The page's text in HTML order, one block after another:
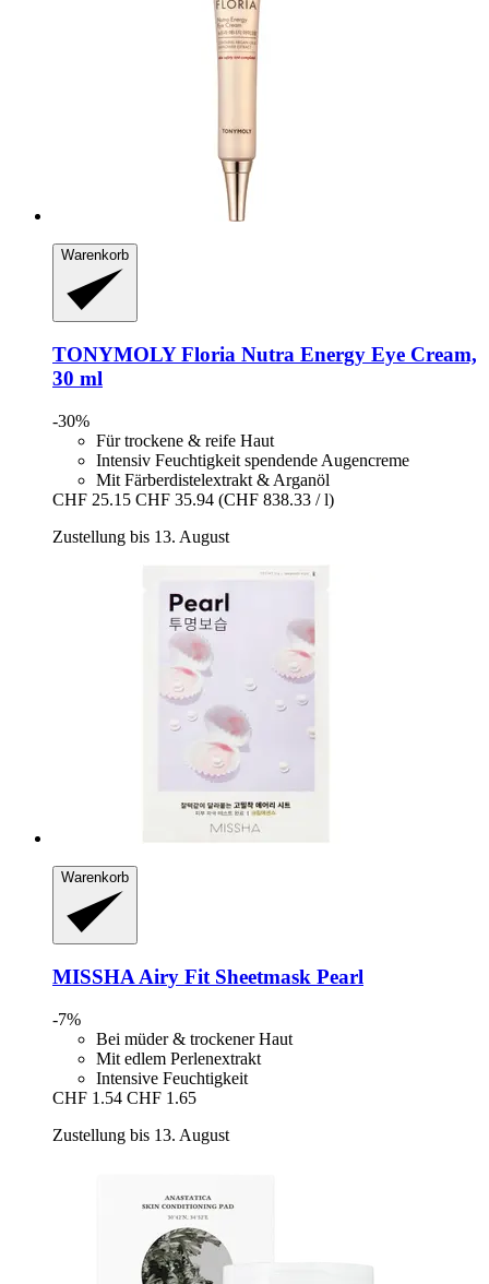
Warenkorb
TONYMOLYFloria Nutra Energy Eye Cream,
30 ml
-30%
Für trockene & reife Haut
Intensiv Feuchtigkeit spendende Augencreme
Mit Färberdistelextrakt & Arganöl
CHF 25.15 CHF 35.94 (CHF 838.33 / l)
Zustellung bis 13. August
Warenkorb
MISSHA Airy Fit Sheetmask Pearl
-7%
Bei müder & trockener Haut
Mit edlem Perlenextrakt
Intensive Feuchtigkeit
CHF 1.54 CHF 1.65
Zustellung bis 13. August